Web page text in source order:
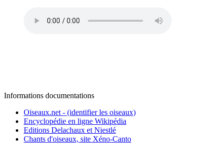
Informations documentations
Oiseaux.net - (identifier les oiseaux)
Encyclopédie en ligne Wikipédia
Editions Delachaux et Niestlé
Chants d'oiseaux, site Xéno-Canto